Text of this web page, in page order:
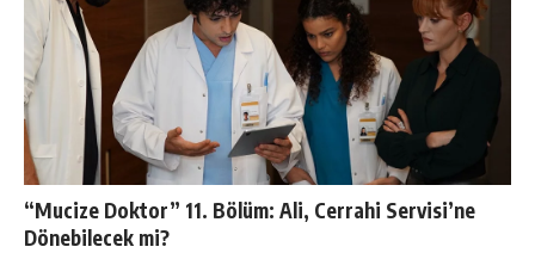
“Mucize Doktor” 11. Bölüm: Ali, Cerrahi Servisi’ne
Dönebilecek mi?